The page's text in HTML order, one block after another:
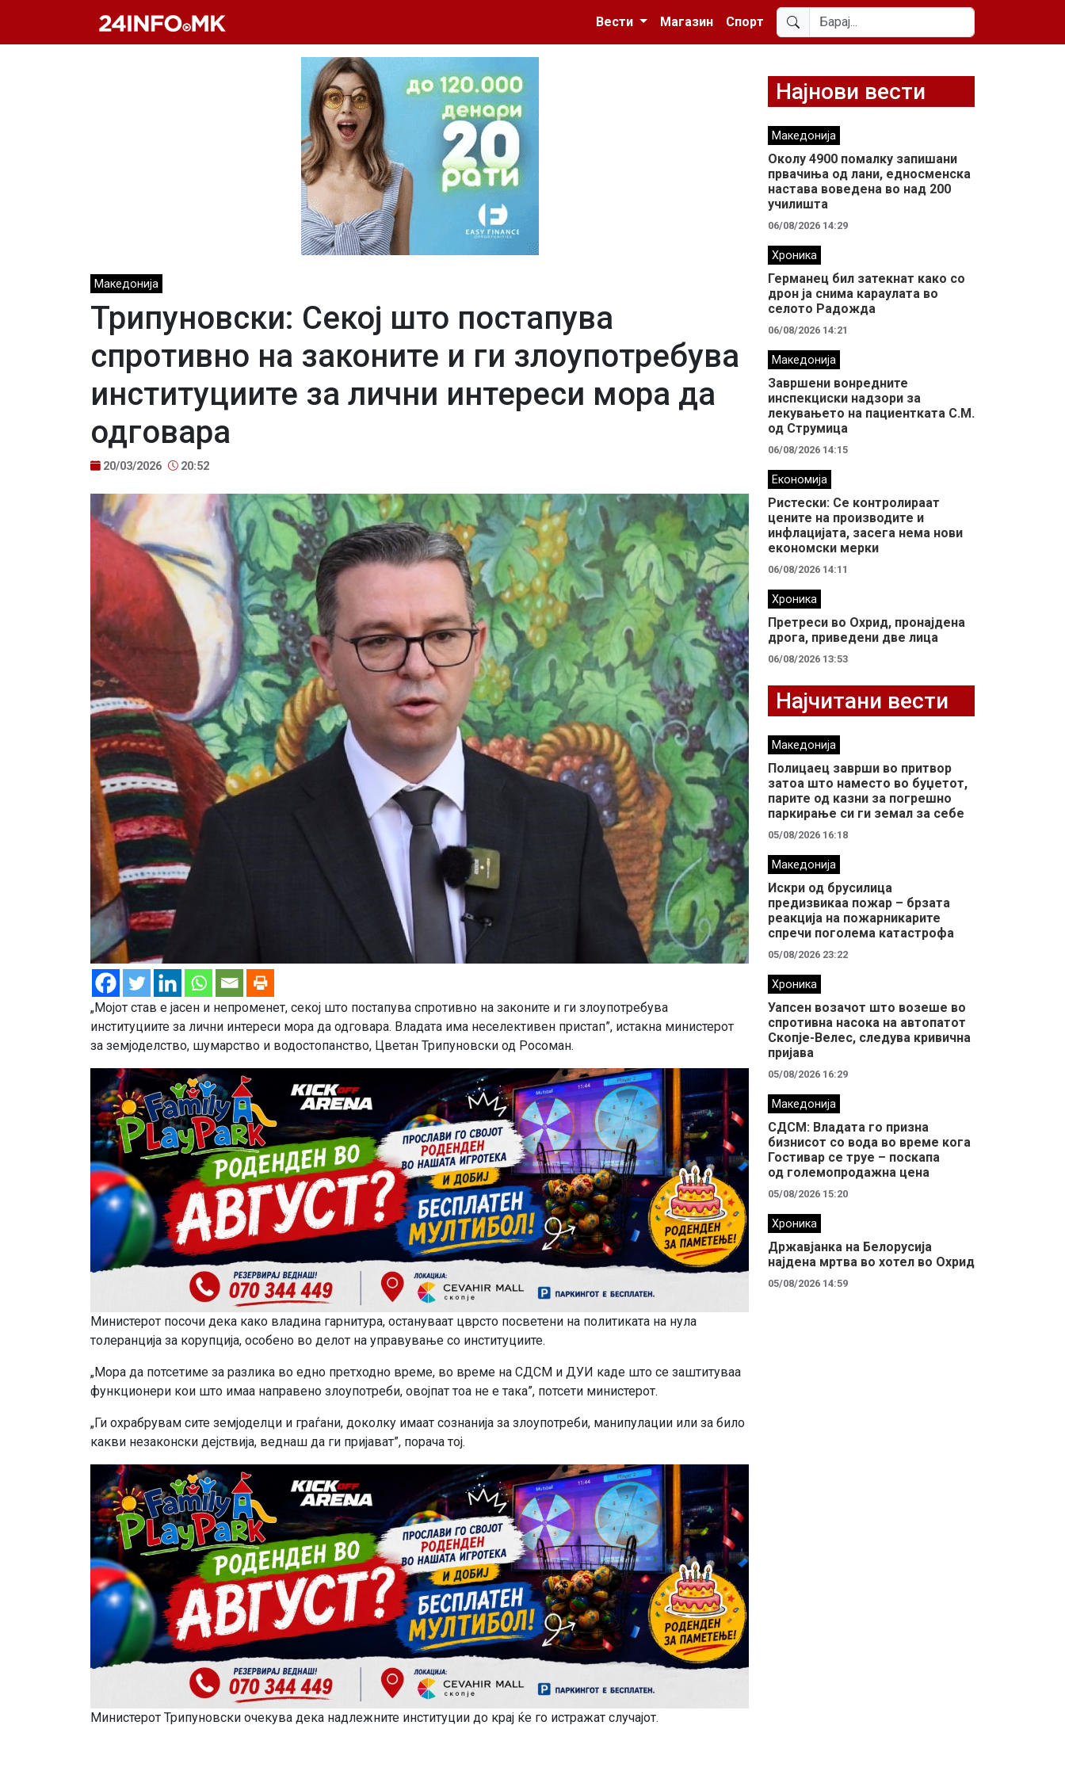
Вести
Магазин Спорт
Македонија
Трипуновски: Секој што постапува
спротивно на законите и ги злоупотребува
институциите за лични интереси мора да
одговара
20/03/2026 20:52
„Мојот став е јасен и непроменет, секој што постапува спротивно на законите и ги злоупотребува
институциите за лични интереси мора да одговара. Владата има неселективен пристап”, истакна министерот
за земјоделство, шумарство и водостопанство, Цветан Трипуновски од Росоман.
Министерот посочи дека како владина гарнитура, остануваат цврсто посветени на политиката на нула
толеранција за корупција, особено во делот на управување со институциите.
„Мора да потсетиме за разлика во едно претходно време, во време на СДСМ и ДУИ каде што се заштитуваа
функционери кои што имаа направено злоупотреби, овојпат тоа не е така”, потсети министерот.
„Ги охрабрувам сите земјоделци и граѓани, доколку имаат сознанија за злоупотреби, манипулации или за било
какви незаконски дејствија, веднаш да ги пријават”, порача тој.
Министерот Трипуновски очекува дека надлежните институции до крај ќе го истражат случајот.
Најнови вести
Македонија
Околу 4900 помалку запишани
првачиња од лани, едносменска
настава воведена во над 200
училишта
06/08/2026 14:29
Хроника
Германец бил затекнат како со
дрон ја снима караулата во
селото Радожда
06/08/2026 14:21
Македонија
Завршени вонредните
инспекциски надзори за
лекувањето на пациентката С.М.
од Струмица
06/08/2026 14:15
Економија
Ристески: Се контролираат
цените на производите и
инфлацијата, засега нема нови
економски мерки
06/08/2026 14:11
Хроника
Претреси во Охрид, пронајдена
дрога, приведени две лица
06/08/2026 13:53
Најчитани вести
Македонија
Полицаец заврши во притвор
затоа што наместо во буџетот,
парите од казни за погрешно
паркирање си ги земал за себе
05/08/2026 16:18
Македонија
Искри од брусилица
предизвикаа пожар – брзата
реакција на пожарникарите
спречи поголема катастрофа
05/08/2026 23:22
Хроника
Уапсен возачот што возеше во
спротивна насока на автопатот
Скопје-Велес, следува кривична
пријава
05/08/2026 16:29
Македонија
СДСМ: Владата го призна
бизнисот со вода во време кога
Гостивар се труе – поскапа
од големопродажна цена
05/08/2026 15:20
Хроника
Државјанка на Белорусија
најдена мртва во хотел во Охрид
05/08/2026 14:59